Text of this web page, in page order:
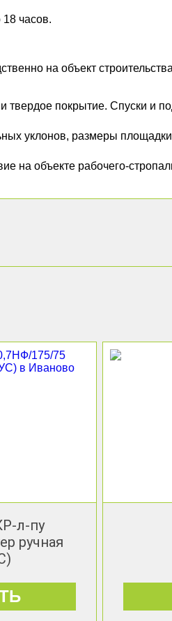
часов.
на объект
твердое покрытие. Спуски и
уклонов, размеры
на объекте рабочего-
ручная